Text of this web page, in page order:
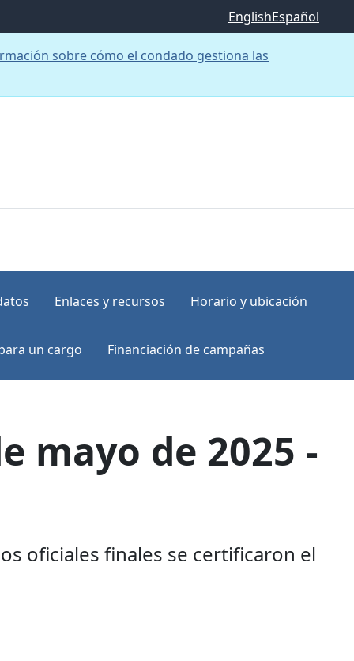
EnglishEspañol
sobre cómo el condado gestiona las
Enlaces y recursos Horario y ubicación
un cargo Financiación de campañas
mayo de 2025 -
oficiales finales se certificaron el